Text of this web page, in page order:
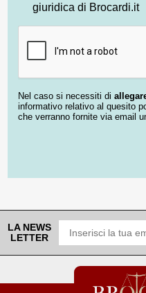
giuridica di Brocardi.it
Nel caso si necessiti di
informativo relativo al quesito
che verranno fornite via email
LA NEWS
LETTER